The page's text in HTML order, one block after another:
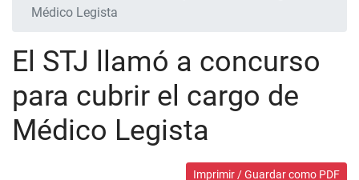
Médico Legista
El STJ llamó a concurso
para cubrir el cargo de
Médico Legista
Imprimir / Guardar como PDF